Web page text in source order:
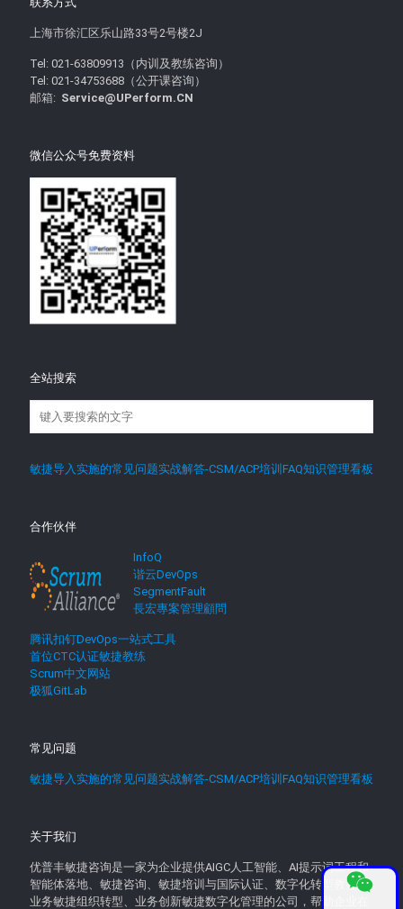
上海市徐汇区乐山路33号2号楼2J
Tel: 021-63809913（内训及教练咨询）
Tel: 021-34753688（公开课咨询）
邮箱: Service@UPerform.CN
微信公众号免费资料
全站搜索
敏捷导入实施的常见问题实战解答-CSM/ACP培训FAQ知识管理看板
合作伙伴
InfoQ
谐云DevOps
SegmentFault
長宏專案管理顧問
腾讯扣钉DevOps一站式工具
首位CTC认证敏捷教练
Scrum中文网站
极狐GitLab
常见问题
敏捷导入实施的常见问题实战解答-CSM/ACP培训FAQ知识管理看板
关于我们
优普丰敏捷咨询是一家为企业提供AIGC人工智能、AI提示词工程和
智能体落地、敏捷咨询、敏捷培训与国际认证、数字化转型教育、
业务敏捷组织转型、业务创新敏捷数字化管理的公司，帮助企业在